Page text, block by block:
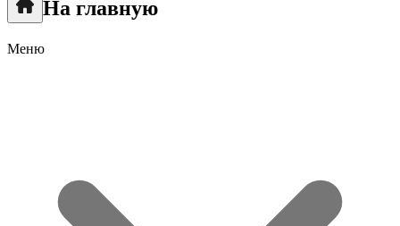
На главную
Меню